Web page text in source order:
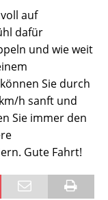
auf
dafür
und wie weit
Sie durch
h sanft und
Sie immer den
Gute Fahrt!